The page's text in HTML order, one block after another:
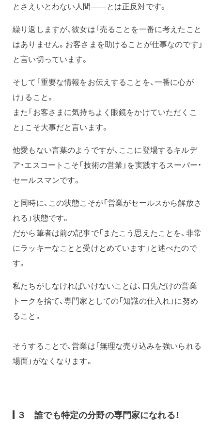
とさえいとわない人間——とは正反対です。
繰り返しますが、彼女は「売ることを一番に考えたこと
はありません。お客さまを助けることが仕事なのです」
と言い切っています。
そして「重要な情報をお伝えすることを、一番に心が
け」ること。
また「お客さまに気持ちよく眼鏡をかけていただくこ
と」こそ大事だと言います。
他愛もない言葉のようですが、ここに登場するキルデ
ア・エスコートこそ「技術の営業」を実践するスーパー・
セールスマンです。
と同時に、この状態こそが「営業がセールスから解放さ
れる」状態です。
だから筆者は前の記事で「またこう思えたことを、非常
にラッキーなことと受けとめています」と述べたので
す。
私たちがしなければいけないことは、口先だけの営業
トークを捨て、専門家としての「知識の仕入れ」に努め
ること。
そうすることで、営業は「無理な売り込みを強いられる
場面」がなくなります。
３ 誰でも特定の分野の専門家になれる！